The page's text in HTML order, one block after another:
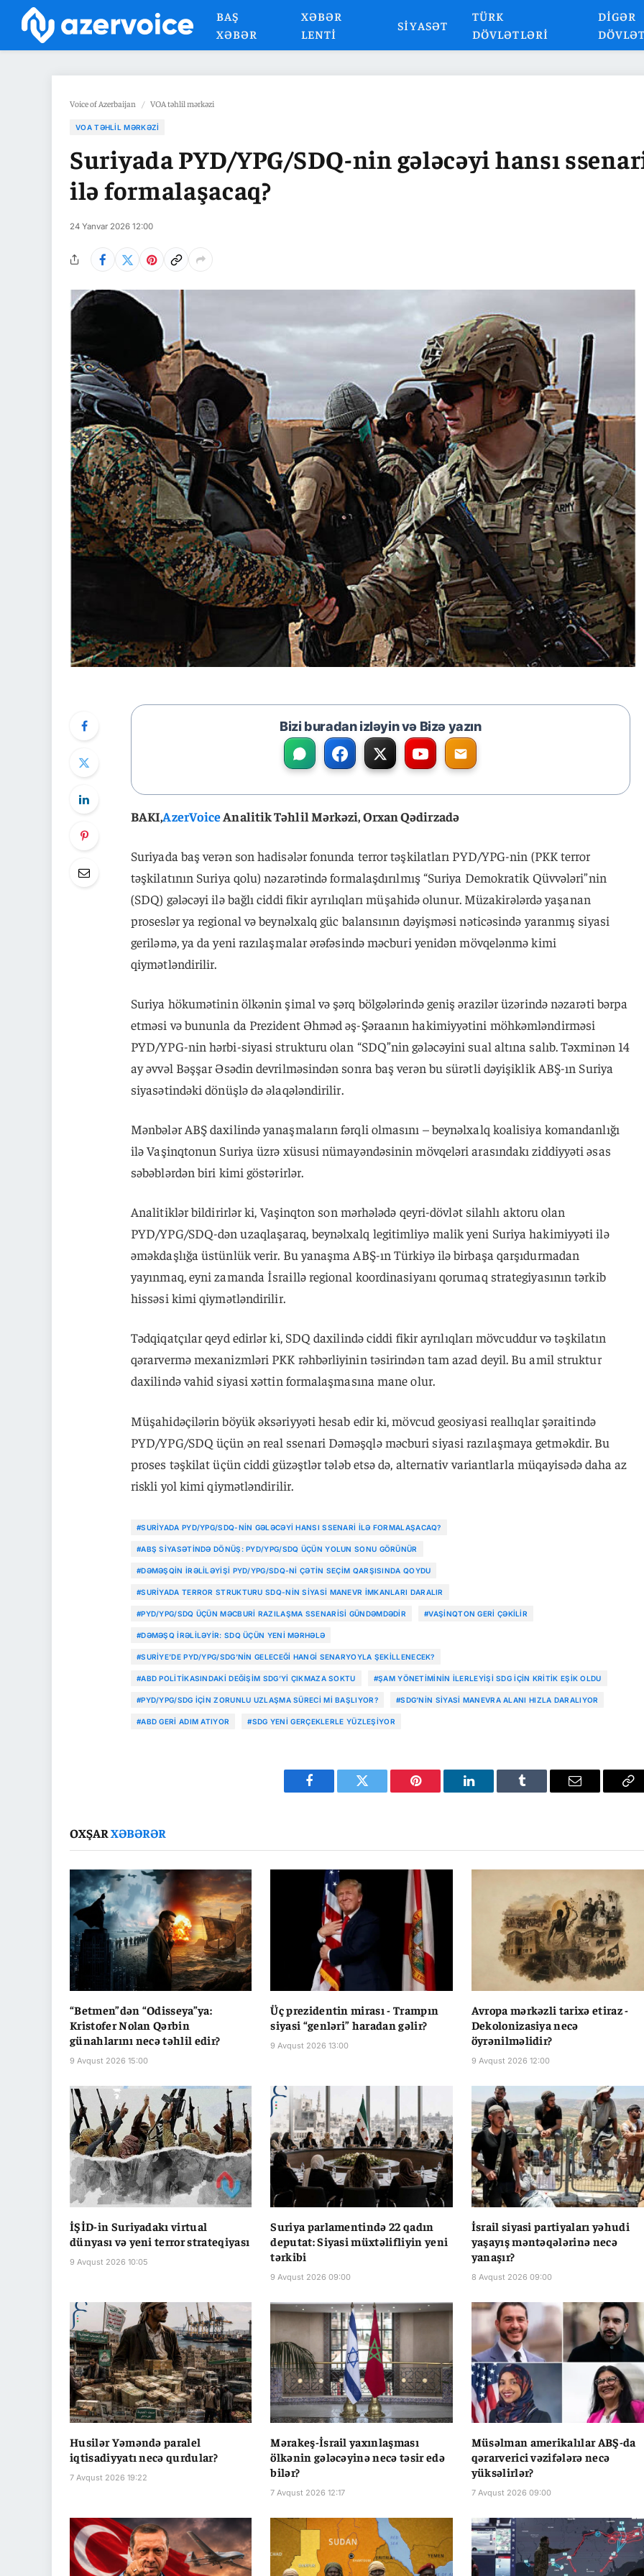
BAŞ
XƏBƏR
XƏBƏR
LENTI
SIYASƏT
TÜRK
DÖVLƏTLƏRI
DIGƏR
Voice of Azerbaijan / VOA təhlil mərkəzi
VOA TƏHLIL MƏRKƏZI
Suriyada PYD/YPG/SDQ-nin gələcəyi hansı
ilə formalaşacaq?
24 Yanvar 2026 12:00
Bizi buradan izləyin və Bizə yazın
BAKI,AzerVoiceAnalitik Təhlil Mərkəzi, Orxan Qədirzadə
Suriyada baş verən son hadisələr fonunda terror təşkilatları PYD/YPG-nin (PKK terror
təşkilatının Suriya qolu) nəzarətində formalaşdırılmış “Suriya Demokratik Qüvvələri”nin
(SDQ) gələcəyi ilə bağlı ciddi fikir ayrılıqları müşahidə olunur. Müzakirələrdə yaşanan
proseslər ya regional və beynəlxalq güc balansının dəyişməsi nəticəsində yaranmış siyasi
geriləmə, ya da yeni razılaşmalar ərəfəsində məcburi yenidən mövqelənmə kimi
qiymətləndirilir.
Suriya hökumətinin ölkənin şimal və şərq bölgələrində geniş ərazilər üzərində nəzarəti bərpa
etməsi və bununla da Prezident Əhməd əş-Şəraanın hakimiyyətini möhkəmləndirməsi
PYD/YPG-nin hərbi-siyasi strukturu olan “SDQ”nin gələcəyini sual altına salıb. Təxminən 14
ay əvvəl Bəşşar Əsədin devrilməsindən sonra baş verən bu sürətli dəyişiklik ABŞ-ın Suriya
siyasətindəki dönüşlə də əlaqələndirilir.
Mənbələr ABŞ daxilində yanaşmaların fərqli olmasını – beynəlxalq koalisiya komandanlığı
ilə Vaşinqtonun Suriya üzrə xüsusi nümayəndəsinin mövqeləri arasındakı ziddiyyəti əsas
səbəblərdən biri kimi göstərirlər.
Analitiklər bildirirlər ki, Vaşinqton son mərhələdə qeyri-dövlət silahlı aktoru olan
PYD/YPG/SDQ-dən uzaqlaşaraq, beynəlxalq legitimliyə malik yeni Suriya hakimiyyəti ilə
əməkdaşlığa üstünlük verir. Bu yanaşma ABŞ-ın Türkiyə ilə birbaşa qarşıdurmadan
yayınmaq, eyni zamanda İsraillə regional koordinasiyanı qorumaq strategiyasının tərkib
hissəsi kimi qiymətləndirilir.
Tədqiqatçılar qeyd edirlər ki, SDQ daxilində ciddi fikir ayrılıqları mövcuddur və təşkilatın
qərarvermə mexanizmləri PKK rəhbərliyinin təsirindən tam azad deyil. Bu amil struktur
daxilində vahid siyasi xəttin formalaşmasına mane olur.
Müşahidəçilərin böyük əksəriyyəti hesab edir ki, mövcud geosiyasi reallıqlar şəraitində
PYD/YPG/SDQ üçün ən real ssenari Dəməşqlə məcburi siyasi razılaşmaya getməkdir. Bu
proses təşkilat üçün ciddi güzəştlər tələb etsə də, alternativ variantlarla müqayisədə daha az
riskli yol kimi qiymətləndirilir.
#SURIYADA PYD/YPG/SDQ-NIN GƏLƏCƏYI HANSI SSENARI ILƏ FORMALAŞACAQ?
#ABŞ SIYASƏTINDƏ DÖNÜŞ: PYD/YPG/SDQ ÜÇÜN YOLUN SONU GÖRÜNÜR
#DƏMƏŞQIN IRƏLILƏYIŞI PYD/YPG/SDQ-NI ÇƏTIN SEÇIM QARŞISINDA QOYDU
#SURIYADA TERROR STRUKTURU SDQ-NIN SIYASI MANEVR IMKANLARI DARALIR
#PYD/YPG/SDQ ÜÇÜN MƏCBURI RAZILAŞMA SSENARISI GÜNDƏMDƏDIR #VAŞINQTON GERI ÇƏKILIR
#DƏMƏŞQ IRƏLILƏYIR: SDQ ÜÇÜN YENI MƏRHƏLƏ
#SURIYE’DE PYD/YPG/SDG’NIN GELECEĞI HANGI SENARYOYLA ŞEKILLENECEK?
#ABD POLITIKASINDAKI DEĞIŞIM SDG’YI ÇIKMAZA SOKTU #ŞAM YÖNETIMININ ILERLEYIŞI SDG IÇIN KRITIK EŞIK OLDU
#PYD/YPG/SDG IÇIN ZORUNLU UZLAŞMA SÜRECI MI BAŞLIYOR? #SDG’NIN SIYASI MANEVRA ALANI HIZLA DARALIYOR
#ABD GERI ADIM ATIYOR #SDG YENI GERÇEKLERLE YÜZLEŞIYOR
Facebook Twitter Pinterest LinkedIn Tumblr Email
OXŞARXƏBƏRƏR
“Betmen”dən “Odisseya”ya:
Kristofer Nolan Qərbin
günahlarını necə təhlil edir?
9 Avqust 2026 15:00
Üç prezidentin mirası - Trampın
siyasi “genləri” haradan gəlir?
9 Avqust 2026 13:00
Avropa mərkəzli tarixə etiraz -
Dekolonizasiya necə
öyrənilməlidir?
9 Avqust 2026 12:00
İŞİD-in Suriyadakı virtual
dünyası və yeni terror strateqiyası
9 Avqust 2026 10:05
Suriya parlamentində 22 qadın
deputat: Siyasi müxtəlifliyin yeni
tərkibi
9 Avqust 2026 09:00
İsrail siyasi partiyaları yəhudi
yaşayış məntəqələrinə necə
yanaşır?
8 Avqust 2026 09:00
Husilər Yəməndə paralel
iqtisadiyyatı necə qurdular?
7 Avqust 2026 19:22
Mərakeş-İsrail yaxınlaşması
ölkənin gələcəyinə necə təsir edə
bilər?
7 Avqust 2026 12:17
Müsəlman amerikalılar ABŞ-da
qərarverici vəzifələrə necə
yüksəlirlər?
7 Avqust 2026 09:00